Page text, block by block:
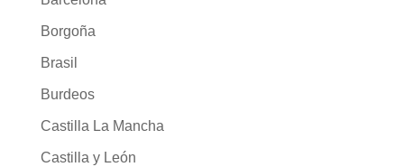
Borgoña
Brasil
Burdeos
Castilla La Mancha
Castilla y León